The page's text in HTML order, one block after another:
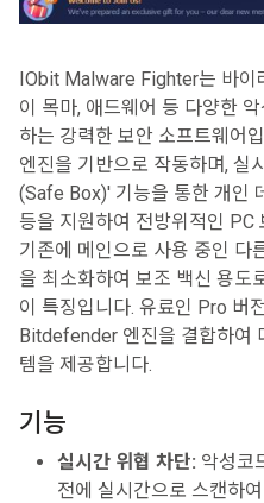
IObit Malware Fighter는 바이
이 목마, 애드웨어 등 다양한
하는 강력한 보안 소프트웨어
엔진을 기반으로 작동하며, 실
(Safe Box)' 기능을 통한 개인
등을 지원하여 전방위적인 PC
기존에 메인으로 사용 중인 다
을 최소화하여 보조 백신 용도
이 특징입니다. 유료인 Pro 버
Bitdefender 엔진을 결합하여
템을 제공합니다.
기능
실시간 위협 차단: 악성코
전에 실시간으로 스캔하